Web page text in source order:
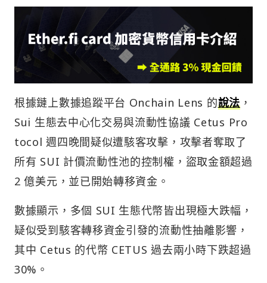
根據鏈上數據追蹤平台 Onchain Lens 的說法，
Sui 生態去中心化交易與流動性協議 Cetus Pro
tocol 週四晚間疑似遭駭客攻擊，攻擊者奪取了
所有 SUI 計價流動性池的控制權，盜取金額超過
2 億美元，並已開始轉移資金。
數據顯示，多個 SUI 生態代幣皆出現極大跌幅，
疑似受到駭客轉移資金引發的流動性抽離影響，
其中 Cetus 的代幣 CETUS 過去兩小時下跌超過
30%。